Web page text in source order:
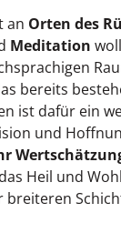
an Orten des
Meditation
bereits
ist dafür ein
und
Heil und
breiteren